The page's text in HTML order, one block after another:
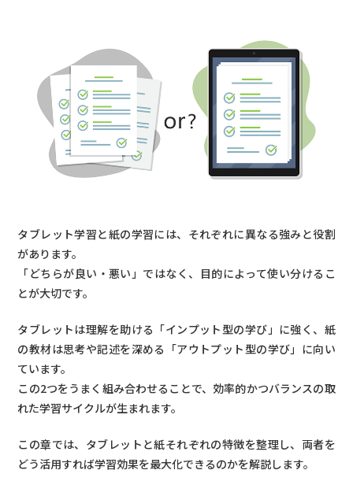
タブレット学習と紙の学習には、それぞれに異なる強みと役割
があります。
「どちらが良い・悪い」ではなく、目的によって使い分けるこ
とが大切です。
タブレットは理解を助ける「インプット型の学び」に強く、紙
の教材は思考や記述を深める「アウトプット型の学び」に向い
ています。
この2つをうまく組み合わせることで、効率的かつバランスの取
れた学習サイクルが生まれます。
この章では、タブレットと紙それぞれの特徴を整理し、両者を
どう活用すれば学習効果を最大化できるのかを解説します。